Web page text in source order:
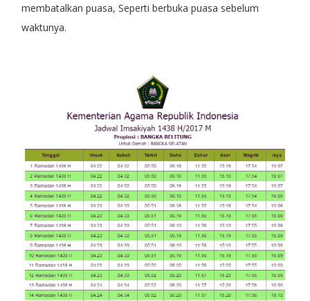
membatalkan puasa, Seperti berbuka puasa sebelum
waktunya.